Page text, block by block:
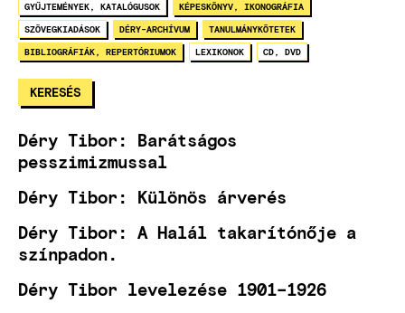
GYŰJTEMÉNYEK, KATALÓGUSOK KÉPESKÖNYV, IKONOGRÁFIA
SZÖVEGKIADÁSOK DÉRY-ARCHÍVUM TANULMÁNYKÖTETEK
BIBLIOGRÁFIÁK, REPERTÓRIUMOK LEXIKONOK CD, DVD
Déry Tibor: Barátságos
pesszimizmussal
Déry Tibor: Különös árverés
Déry Tibor: A Halál takarítónője a
színpadon.
Déry Tibor levelezése 1901–1926